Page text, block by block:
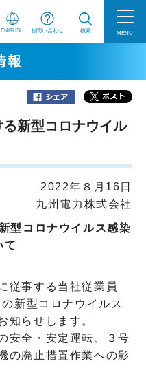
ENGLISH お問い合わせ 検索 MENU
報
新型コロナウイル
2022年８月16日
九州電力株式会社
型コロナウイルス感染
て
従事する当社従業員
新型コロナウイルス
知らせします。
安全・安定運転、３号
の廃止措置作業への影